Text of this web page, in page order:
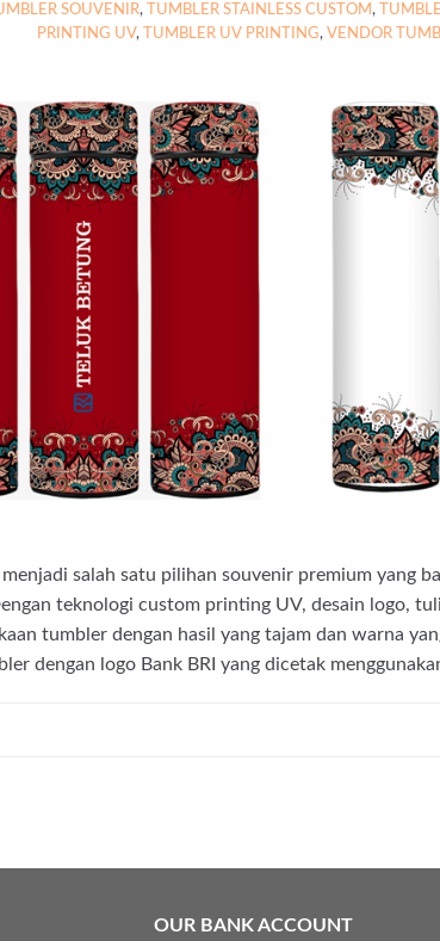
SOUVENIR, TUMBLER STAINLESS CUSTOM,
PRINTING UV, TUMBLER UV PRINTING, VENDOR
salah satu pilihan souvenir premium yang
teknologi custom printing UV, desain logo,
tumbler dengan hasil yang tajam dan warna
dengan logo Bank BRI yang dicetak
OUR BANK ACCOUNT